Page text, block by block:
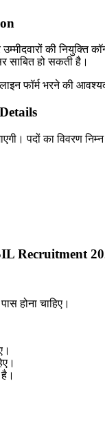
की
साबित हो सकती है।
फॉर्म भरने की
पदों का विवरण
Recruitment
होना चाहिए।